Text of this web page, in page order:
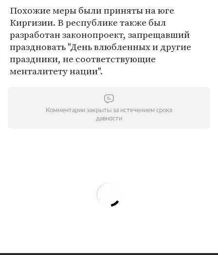
Похожие меры были приняты на юге
Киргизии. В республике также был
разработан законопроект, запрещавший
праздновать "День влюбленных и другие
праздники, не соответствующие
менталитету нации".
Комментарии закрыты за истечением срока
давности